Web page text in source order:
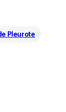
Pleurote